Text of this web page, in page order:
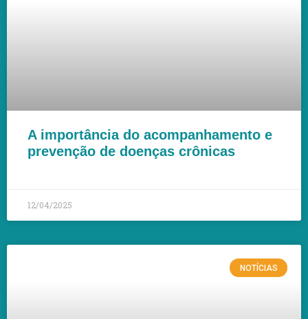
A importância do acompanhamento e
prevenção de doenças crônicas
12/04/2025
NOTÍCIAS